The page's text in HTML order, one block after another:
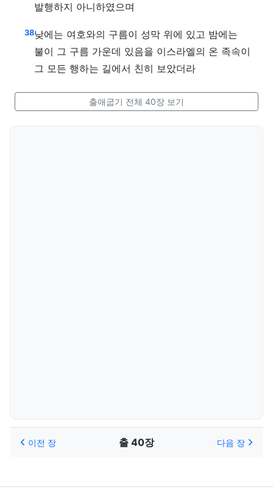
발행하지 아니하였으며
38낮에는 여호와의 구름이 성막 위에 있고 밤에는
불이 그 구름 가운데 있음을 이스라엘의 온 족속이
그 모든 행하는 길에서 친히 보았더라
출애굽기 전체 40장 보기
이전 장 출 40장 다음 장